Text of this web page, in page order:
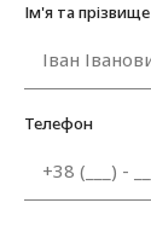
Ім'я та прізвище
Телефон